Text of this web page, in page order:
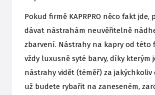
Pokud firmě KAPRPRO něco fakt jde,
dávat nástrahám neuvěřitelně
zbarvení. Nástrahy na kapry od této
vždy luxusně syté barvy, díky kterým
nástrahy vidět (téměř) za
už budete rybařit na zaneseném,